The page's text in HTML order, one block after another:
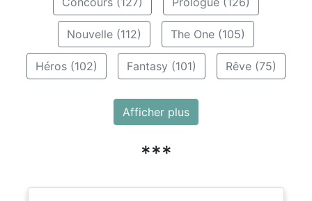
Nouvelle (112) The One (105)
Héros (102) Fantasy (101) Rêve (75)
Afficher plus
***